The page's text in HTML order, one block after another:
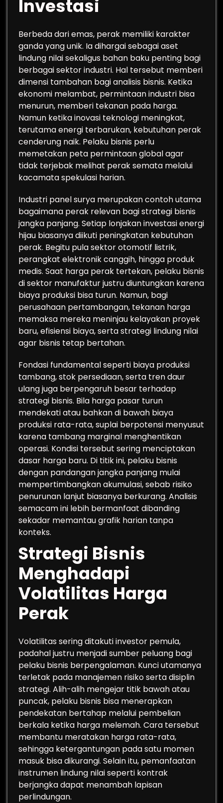
Investasi
Berbeda dari emas, perak memiliki karakter
ganda yang unik. Ia dihargai sebagai aset
lindung nilai sekaligus bahan baku penting bagi
berbagai sektor industri. Hal tersebut memberi
dimensi tambahan bagi analisis bisnis. Ketika
ekonomi melambat, permintaan industri bisa
menurun, memberi tekanan pada harga.
Namun ketika inovasi teknologi meningkat,
terutama energi terbarukan, kebutuhan perak
cenderung naik. Pelaku bisnis perlu
memetakan peta permintaan global agar
tidak terjebak melihat perak semata melalui
kacamata spekulasi harian.
Industri panel surya merupakan contoh utama
bagaimana perak relevan bagi strategi bisnis
jangka panjang. Setiap lonjakan investasi energi
hijau biasanya diikuti peningkatan kebutuhan
perak. Begitu pula sektor otomotif listrik,
perangkat elektronik canggih, hingga produk
medis. Saat harga perak tertekan, pelaku bisnis
di sektor manufaktur justru diuntungkan karena
biaya produksi bisa turun. Namun, bagi
perusahaan pertambangan, tekanan harga
memaksa mereka meninjau kelayakan proyek
baru, efisiensi biaya, serta strategi lindung nilai
agar bisnis tetap bertahan.
Fondasi fundamental seperti biaya produksi
tambang, stok persediaan, serta tren daur
ulang juga berpengaruh besar terhadap
strategi bisnis. Bila harga pasar turun
mendekati atau bahkan di bawah biaya
produksi rata-rata, suplai berpotensi menyusut
karena tambang marginal menghentikan
operasi. Kondisi tersebut sering menciptakan
dasar harga baru. Di titik ini, pelaku bisnis
dengan pandangan jangka panjang mulai
mempertimbangkan akumulasi, sebab risiko
penurunan lanjut biasanya berkurang. Analisis
semacam ini lebih bermanfaat dibanding
sekadar memantau grafik harian tanpa
konteks.
Strategi Bisnis
Menghadapi
Volatilitas Harga
Perak
Volatilitas sering ditakuti investor pemula,
padahal justru menjadi sumber peluang bagi
pelaku bisnis berpengalaman. Kunci utamanya
terletak pada manajemen risiko serta disiplin
strategi. Alih-alih mengejar titik bawah atau
puncak, pelaku bisnis bisa menerapkan
pendekatan bertahap melalui pembelian
berkala ketika harga melemah. Cara tersebut
membantu meratakan harga rata-rata,
sehingga ketergantungan pada satu momen
masuk bisa dikurangi. Selain itu, pemanfaatan
instrumen lindung nilai seperti kontrak
berjangka dapat menambah lapisan
perlindungan.